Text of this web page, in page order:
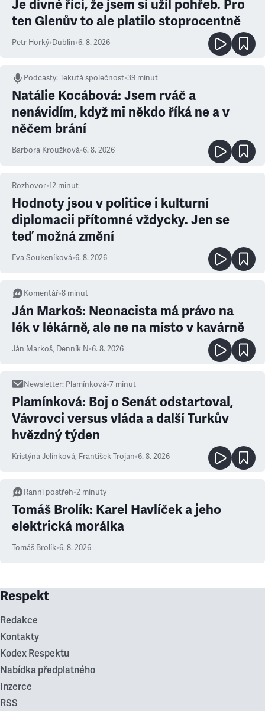
Je divné říci, že jsem si užil pohřeb. Pro
ten Glenův to ale platilo stoprocentně
Petr Horký•Dublin•6. 8. 2026
Podcasty:Tekutá společnost•39 minut
Natálie Kocábová: Jsem rváč a
nenávidím, když mi někdo říká ne a v
něčem brání
Barbora Kroužková•6. 8. 2026
Rozhovor•12 minut
Hodnoty jsou v politice i kulturní
diplomacii přítomné vždycky. Jen se
teď možná změní
Eva Soukeníková•6. 8. 2026
Komentář•8 minut
Ján Markoš: Neonacista má právo na
lék v lékárně, ale ne na místo v kavárně
Ján Markoš, Denník N•6. 8. 2026
Newsletter: Plamínková•7 minut
Plamínková: Boj o Senát odstartoval,
Vávrovci versus vláda a další Turkův
hvězdný týden
Kristýna Jelínková, František Trojan•6. 8. 2026
Ranní postřeh•2 minuty
Tomáš Brolík: Karel Havlíček a jeho
elektrická morálka
Tomáš Brolík•6. 8. 2026
Respekt
Redakce
Kontakty
Kodex Respektu
Nabídka předplatného
Inzerce
RSS